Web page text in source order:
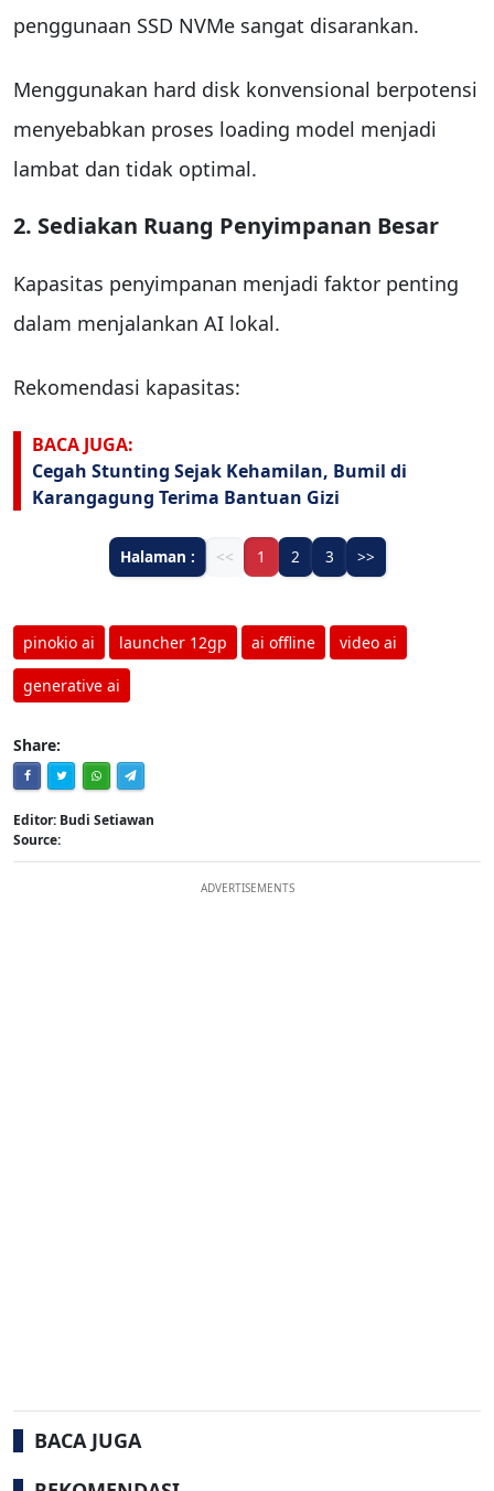
penggunaan SSD NVMe sangat disarankan.
Menggunakan hard disk konvensional berpotensi
menyebabkan proses loading model menjadi
lambat dan tidak optimal.
2. Sediakan Ruang Penyimpanan Besar
Kapasitas penyimpanan menjadi faktor penting
dalam menjalankan AI lokal.
Rekomendasi kapasitas:
BACA JUGA:
Cegah Stunting Sejak Kehamilan, Bumil di
Karangagung Terima Bantuan Gizi
Halaman : << 1 2 3 >>
pinokio ai launcher 12gp ai offline video ai
generative ai
Share:
Editor: Budi Setiawan
Source:
ADVERTISEMENTS
BACA JUGA